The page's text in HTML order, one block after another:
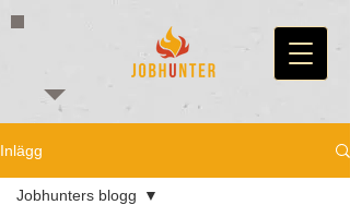
Inlägg
Jobhunters blogg